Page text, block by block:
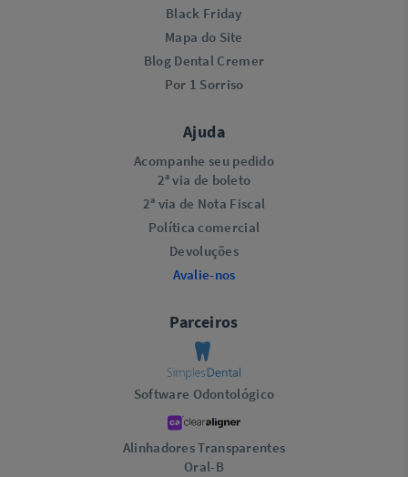
Black Friday
Mapa do Site
Blog Dental Cremer
Por 1 Sorriso
Ajuda
Acompanhe seu pedido
2ª via de boleto
2ª via de Nota Fiscal
Política comercial
Devoluções
Avalie-nos
Parceiros
Software Odontológico
Alinhadores Transparentes
Oral-B